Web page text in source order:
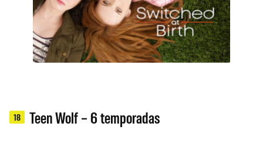
18 Teen Wolf – 6 temporadas